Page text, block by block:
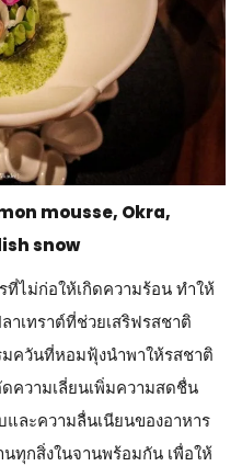
mousse, Okra,
snow
ไม่ก่อให้เกิดความร้อน ทำให้
เทราต์ที่ช่วยเสริฟรสชาติ
ควันที่หอมฟุ้งนำพาให้รสชาติ
ความเลี่ยนเพิ่มความสดชื่น
และความลื่นเนียนของอาหาร
ทุกสิ่งในจานพร้อมกัน เพื่อให้